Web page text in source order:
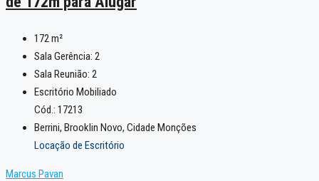
172 m²
Sala Gerência: 2
Sala Reunião: 2
Escritório Mobiliado
Cód.: 17213
Berrini, Brooklin Novo, Cidade Monções
Locação de Escritório
Marcus Pavan